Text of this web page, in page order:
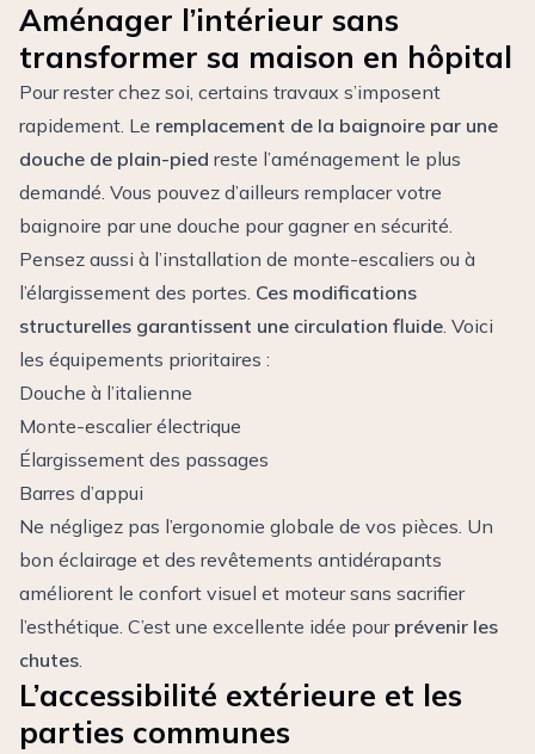
Aménager l’intérieur sans
transformer sa maison en hôpital
Pour rester chez soi, certains travaux s’imposent
rapidement. Le remplacement de la baignoire par une
douche de plain-pied reste l’aménagement le plus
demandé. Vous pouvez d’ailleurs remplacer votre
baignoire par une douche pour gagner en sécurité.
Pensez aussi à l’installation de monte-escaliers ou à
l’élargissement des portes. Ces modifications
structurelles garantissent une circulation fluide. Voici
les équipements prioritaires :
Douche à l’italienne
Monte-escalier électrique
Élargissement des passages
Barres d’appui
Ne négligez pas l’ergonomie globale de vos pièces. Un
bon éclairage et des revêtements antidérapants
améliorent le confort visuel et moteur sans sacrifier
l’esthétique. C’est une excellente idée pour prévenir les
chutes.
L’accessibilité extérieure et les
parties communes